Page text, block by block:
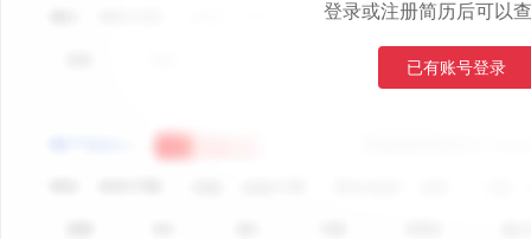
登录或注册简历后可以
已有账号登录